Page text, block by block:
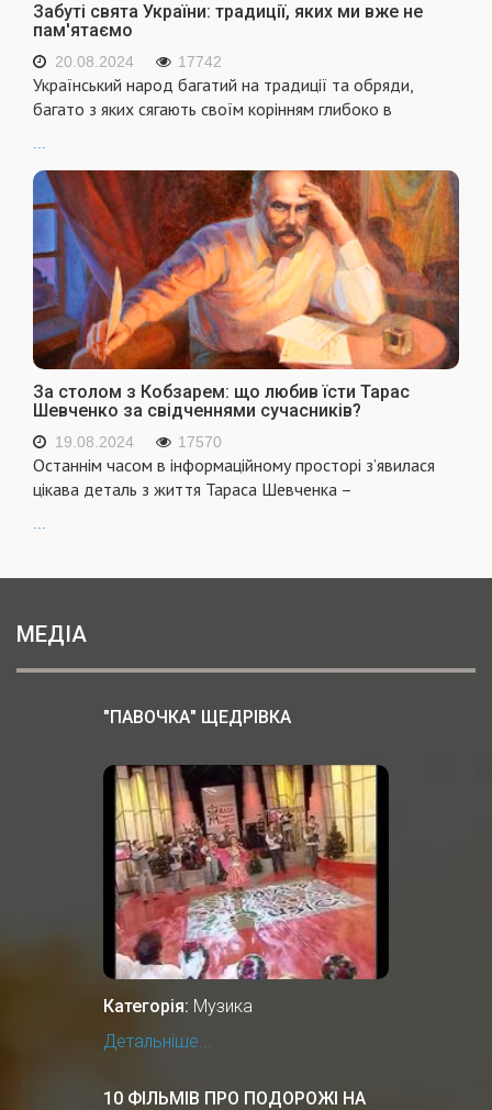
Забуті свята України: традиції, яких ми вже не
пам'ятаємо
20.08.2024 17742
Український народ багатий на традиції та обряди,
багато з яких сягають своїм корінням глибоко в
...
За столом з Кобзарем: що любив їсти Тарас
Шевченко за свідченнями сучасників?
19.08.2024 17570
Останнім часом в інформаційному просторі з’явилася
цікава деталь з життя Тараса Шевченка –
МЕДІА
"ПАВОЧКА" ЩЕДРІВКА
Категорія: Музика
Детальніше...
10 ФІЛЬМІВ ПРО ПОДОРОЖІ НА